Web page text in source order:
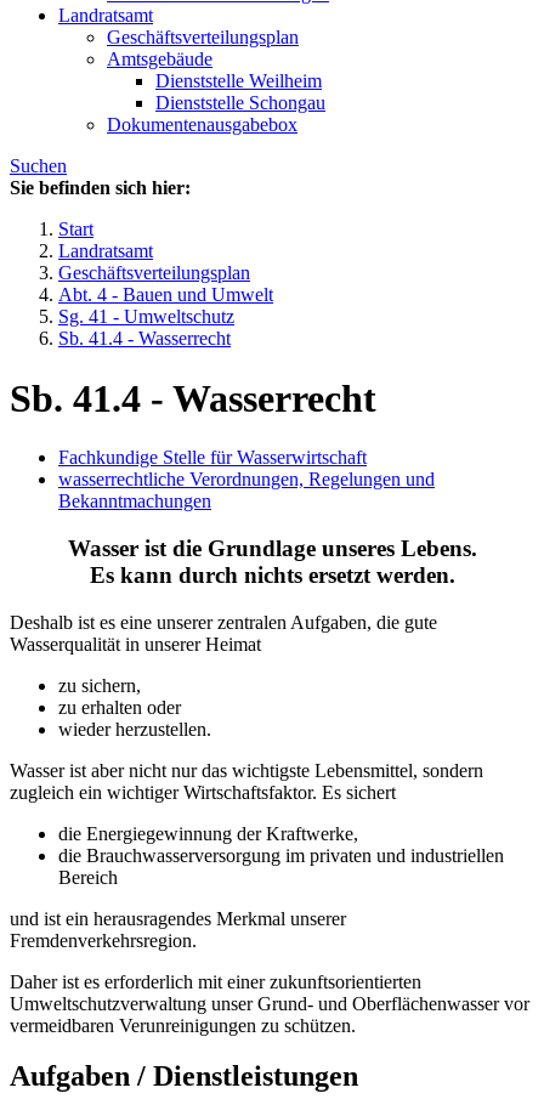
Landratsamt
Geschäftsverteilungsplan
Amtsgebäude
Dienststelle Weilheim
Dienststelle Schongau
Dokumentenausgabebox
Suchen
Sie befinden sich hier:
Start
Landratsamt
Geschäftsverteilungsplan
Abt. 4 - Bauen und Umwelt
Sg. 41 - Umweltschutz
Sb. 41.4 - Wasserrecht
Sb. 41.4 - Wasserrecht
Fachkundige Stelle für Wasserwirtschaft
wasserrechtliche Verordnungen, Regelungen und
Bekanntmachungen
Wasser ist die Grundlage unseres Lebens.
Es kann durch nichts ersetzt werden.
Deshalb ist es eine unserer zentralen Aufgaben, die gute
Wasserqualität in unserer Heimat
zu sichern,
zu erhalten oder
wieder herzustellen.
Wasser ist aber nicht nur das wichtigste Lebensmittel, sondern
zugleich ein wichtiger Wirtschaftsfaktor. Es sichert
die Energiegewinnung der Kraftwerke,
die Brauchwasserversorgung im privaten und industriellen
Bereich
und ist ein herausragendes Merkmal unserer
Fremdenverkehrsregion.
Daher ist es erforderlich mit einer zukunftsorientierten
Umweltschutzverwaltung unser Grund- und Oberflächenwasser vor
vermeidbaren Verunreinigungen zu schützen.
Aufgaben / Dienstleistungen